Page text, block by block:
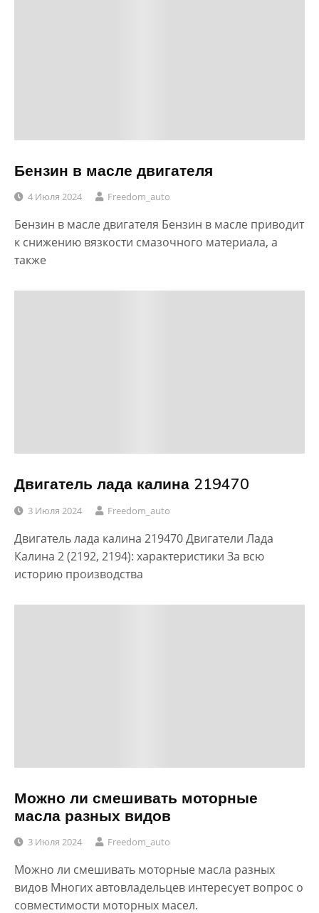
Бензин в масле двигателя
4 Июля 2024 Freedom_auto
Бензин в масле двигателя Бензин в масле приводит
к снижению вязкости смазочного материала, а
также
Двигатель лада калина 219470
3 Июля 2024 Freedom_auto
Двигатель лада калина 219470 Двигатели Лада
Калина 2 (2192, 2194): характеристики За всю
историю производства
Можно ли смешивать моторные
масла разных видов
3 Июля 2024 Freedom_auto
Можно ли смешивать моторные масла разных
видов Многих автовладельцев интересует вопрос о
совместимости моторных масел.